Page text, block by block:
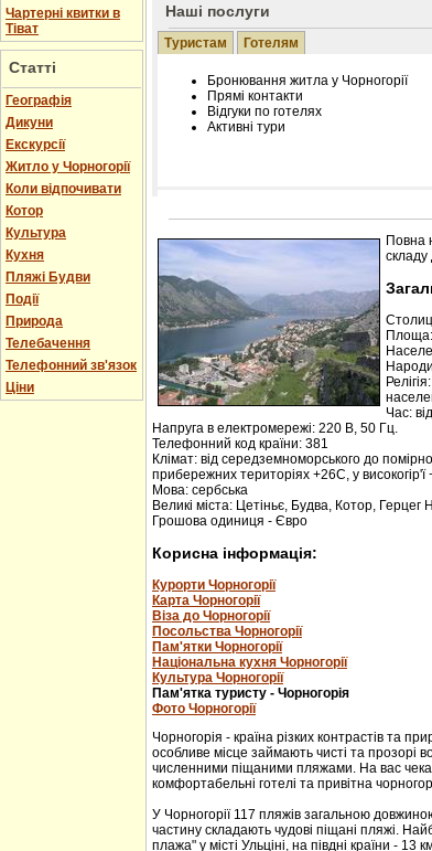
Чартерні квитки в
Тіват
Статті
Географія
Дикуни
Екскурсії
Житло у Чорногорії
Коли відпочивати
Котор
Культура
Кухня
Пляжі Будви
Події
Природа
Телебачення
Телефонний зв'язок
Ціни
Наші послуги
Туристам Готелям
Бронювання житла у Чорногорії
Прямі контакти
Відгуки по готелях
Активні тури
Розміщення інформації про
Редагування інформації і цін на
Лічільник відвідувачів
Повна
складу
Площа:
Час:
Напруга в електромережі: 220 В, 50 Гц.
Телефонний код країни: 381
Клімат: від середземноморського до
прибережних територіях +26С, у
Мова: сербська
Великі міста: Цетіньє, Будва, Котор, Герцег
Грошова одиниця - Євро
Корисна інформація:
Курорти Чорногорії
Карта Чорногорії
Віза до Чорногорії
Посольства Чорногорії
Пам'ятки Чорногорії
Національна кухня Чорногорії
Культура Чорногорії
Пам'ятка туристу - Чорногорія
Фото Чорногорії
Чорногорія - країна різких контрастів та
особливе місце займають чисті та прозорі
численними піщаними пляжами. На вас
комфортабельні готелі та привітна
У Чорногорії 117 пляжів загальною
частину складають чудові піщані пляжі.
плажа" у місті Ульціні, на півдні країни - 13